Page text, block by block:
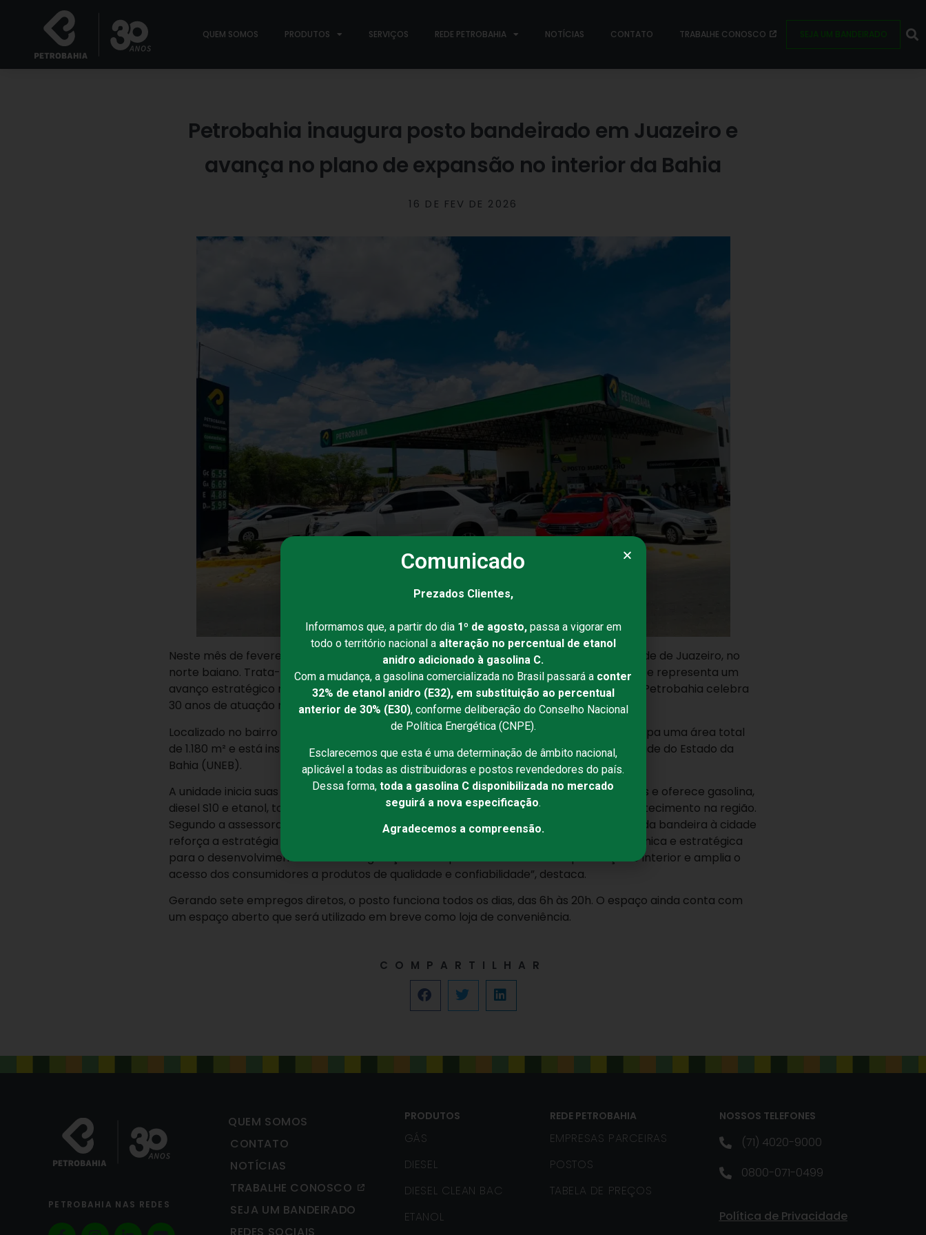
QUEM SOMOS PRODUTOS SERVIÇOS REDE PETROBAHIA NOTÍCIAS CONTATO TRABALHE CONOSCO SEJA UM BANDEIRADO
Petrobahia inaugura posto bandeirado em Juazeiro e
avança no plano de expansão no interior da Bahia
16 DE FEV DE 2026
Neste mês de fevereiro a Petrobahia inaugurou um novo posto de combustíveis na cidade de Juazeiro, no
norte baiano. Trata-se do retorno de um posto bandeirado da companhia ao município e representa um
avanço estratégico no plano de expansão da empresa, em um ano simbólico em que a Petrobahia celebra
30 anos de atuação no mercado.
Localizado no bairro Juazeiro Velho, em frente ao antigo Curtume Campelo, o posto ocupa uma área total
de 1.180 m² e está instalado em uma região de intenso fluxo urbano, próxima à Universidade do Estado da
Bahia (UNEB).
A unidade inicia suas operações com capacidade de armazenamento de 100 m³ por mês e oferece gasolina,
diesel S10 e etanol, todos nas versões comum e aditivada, ampliando as opções de abastecimento na região.
Segundo a assessora comercial da Petrobahia na Zona Norte, Letícia Simão, a chegada da bandeira à cidade
reforça a estratégia de interiorização da empresa. “Juazeiro é uma cidade grande, dinâmica e estratégica
para o desenvolvimento local. A inauguração deste posto fortalece nossa presença no interior e amplia o
acesso dos consumidores a produtos de qualidade e confiabilidade”, destaca.
Gerando sete empregos diretos, o posto funciona todos os dias, das 6h às 20h. O espaço ainda conta com
um espaço aberto que será utilizado em breve como loja de conveniência.
COMPARTILHAR
PETROBAHIA NAS REDES
QUEM SOMOS
CONTATO
NOTÍCIAS
TRABALHE CONOSCO
SEJA UM BANDEIRADO
REDES SOCIAIS
PRODUTOS
GÁS
DIESEL
DIESEL CLEAN BAC
ETANOL
REDE PETROBAHIA
EMPRESAS PARCEIRAS
POSTOS
TABELA DE PREÇOS
NOSSOS TELEFONES
(71) 4020-9000
0800-071-0499
Política de Privacidade
Comunicado
Prezados Clientes,
Informamos que, a partir do dia1º de agosto,passa a vigorar em
todo o território nacional a alteração no percentual de etanol
anidro adicionado à gasolina C.
Com a mudança, a gasolina comercializada no Brasil passará a conter
32% de etanol anidro (E32), em substituição ao percentual
anterior de 30% (E30), conforme deliberação do Conselho Nacional
de Política Energética (CNPE).
Esclarecemos que esta é uma determinação de âmbito nacional,
aplicável a todas as distribuidoras e postos revendedores do país.
Dessa forma, toda a gasolina C disponibilizada no mercado
seguirá a nova especificação.
Agradecemos a compreensão.